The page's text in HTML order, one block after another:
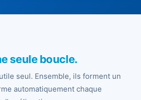
seule boucle.
seul. Ensemble, ils forment un
automatiquement chaque